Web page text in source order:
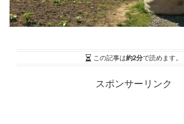
この記事は約2分で読めます。
スポンサーリンク